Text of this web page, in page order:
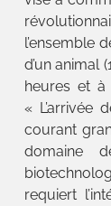
l’ensemble
d’un animal
heures et à
« L’arrivée
courant
domaine
requiert